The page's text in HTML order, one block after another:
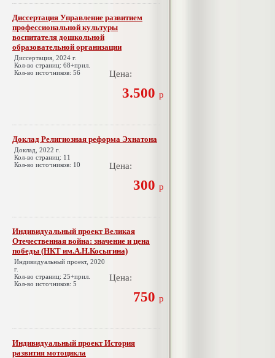
Диссертация Управление развитием
профессиональной культуры
воспитателя дошкольной
образовательной организации
Диссертация, 2024 г.
Кол-во страниц: 68+прил.
Кол-во источников: 56
Цена:
3.500 р
Доклад Религиозная реформа Эхнатона
Доклад, 2022 г.
Кол-во страниц: 11
Кол-во источников: 10
Цена:
300 р
Индивидуальный проект Великая
Отечественная война: значение и цена
победы (НКТ им.А.Н.Косыгина)
Индивидуальный проект, 2020
г.
Кол-во страниц: 25+прил.
Кол-во источников: 5
Цена:
750 р
Индивидуальный проект История
развития мотоцикла